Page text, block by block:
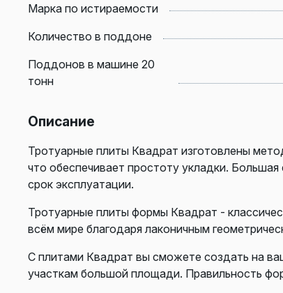
Марка по истираемости
Количество в поддоне
Поддонов в машине 20
тонн
Описание
Тротуарные плиты Квадрат изготовлены
что обеспечивает простоту укладки.
срок эксплуатации.
Тротуарные плиты формы Квадрат -
всём мире благодаря лаконичным
С плитами Квадрат вы сможете создать на
участкам большой площади. Правильность